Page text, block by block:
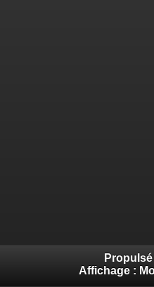
Affichage :